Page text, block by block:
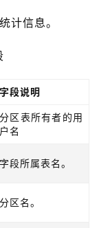
计信息。
字段说明
分区表所有者的用
户名
字段所属表名。
分区名。